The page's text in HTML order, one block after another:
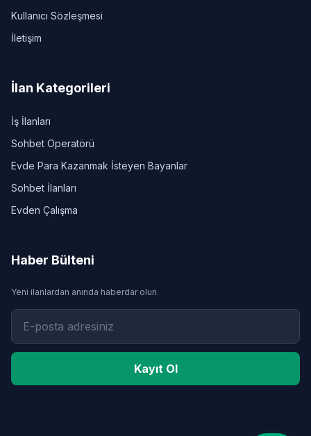
Kullanıcı Sözleşmesi
İletişim
İlan Kategorileri
İş İlanları
Sohbet Operatörü
Evde Para Kazanmak İsteyen Bayanlar
Sohbet İlanları
Evden Çalışma
Haber Bülteni
Yeni ilanlardan anında haberdar olun.
Kayıt Ol